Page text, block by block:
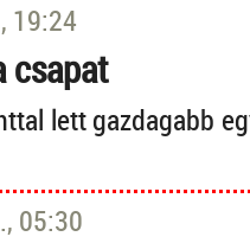
19:24
csapat
lett gazdagabb
05:30